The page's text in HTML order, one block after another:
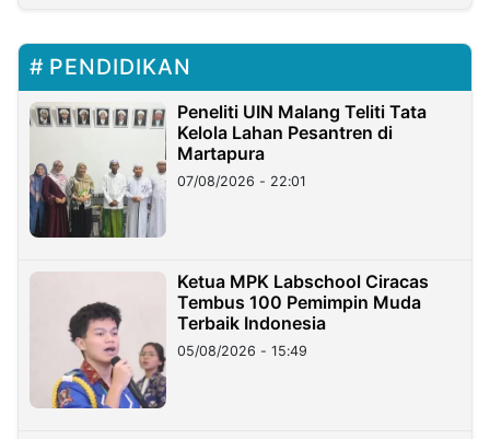
PENDIDIKAN
Peneliti UIN Malang Teliti Tata
Kelola Lahan Pesantren di
Martapura
07/08/2026 - 22:01
Ketua MPK Labschool Ciracas
Tembus 100 Pemimpin Muda
Terbaik Indonesia
05/08/2026 - 15:49